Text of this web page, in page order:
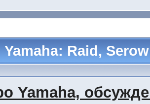
Raid,
Yamaha,